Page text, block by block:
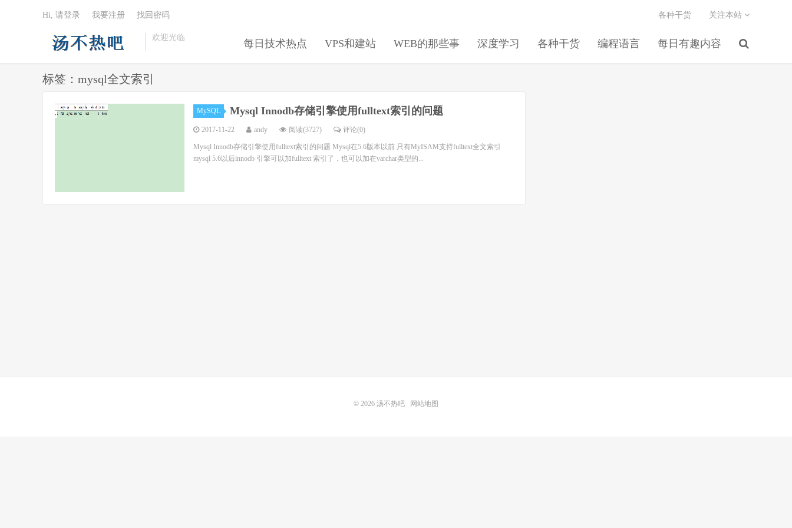
欢迎光临
每日技术热点 VPS和建站 WEB的那些事 深度学习 各种干货 编程语言 每日有趣内容
各种干货 关注本站
Hi, 请登录 我要注册 找回密码
标签：mysql全文索引
MySQL Mysql Innodb存储引擎使用fulltext索引的问题
2017-11-22 andy 阅读(3727) 评论(0)
Mysql Innodb存储引擎使用fulltext索引的问题 Mysql在5.6版本以前 只有MyISAM支持fulltext全文索引
mysql 5.6以后innodb 引擎可以加fulltext 索引了，也可以加在varchar类型的...
© 2026 汤不热吧 网站地图